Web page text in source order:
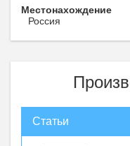
Местонахождение
Россия
Статьи